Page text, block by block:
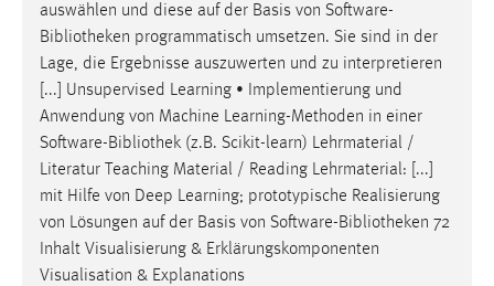
auswählen und diese auf der Basis von Software-
Bibliotheken programmatisch umsetzen. Sie sind in der
Lage, die Ergebnisse auszuwerten und zu interpretieren
[...] Unsupervised Learning • Implementierung und
Anwendung von Machine Learning-Methoden in einer
Software-Bibliothek (z.B. Scikit-learn) Lehrmaterial /
Literatur Teaching Material / Reading Lehrmaterial: [...]
mit Hilfe von Deep Learning; prototypische Realisierung
von Lösungen auf der Basis von Software-Bibliotheken 72
Inhalt Visualisierung & Erklärungskomponenten
Visualisation & Explanations